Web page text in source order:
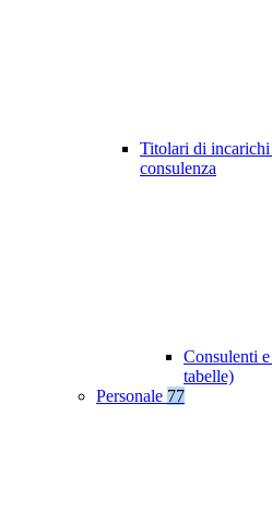
Titolari di
consulenza
Consulenti
tabelle)
Personale 77